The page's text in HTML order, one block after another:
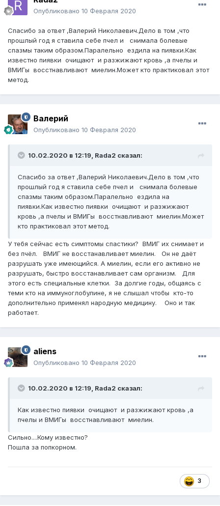
Опубликовано 10 Февраля 2020
Спасибо за ответ ,Валерий Николаевич.Дело в том ,что
прошлый год я ставила себе пчел и снимала болевые
спазмы таким образом.Паралельно ездила на пиявки.Как
известно пиявки очищают и разжижают кровь ,а пчелы и
ВМИГы восстнавливают миелин.Может кто практиковал этот
метод.
Валерий
Опубликовано 10 Февраля 2020
10.02.2020 в 12:19, Rada2 сказал:
Спасибо за ответ ,Валерий Николаевич.Дело в том ,что
прошлый год я ставила себе пчел и снимала болевые
спазмы таким образом.Паралельно ездила на
пиявки.Как известно пиявки очищают и разжижают
кровь ,а пчелы и ВМИГы восстнавливают миелин.Может
кто практиковал этот метод.
У тебя сейчас есть симптомы спастики? ВМИГ их снимает и
без пчёл. ВМИГ не восстанавливает миелин. Он не даёт
разрушать уже имеющийся. А миелин, если его активно не
разрушать, быстро восстанавливает сам организм. Для
этого есть специальные клетки. За долгие годы, общаясь с
теми кто на иммуноглобулине, я не слышал чтобы кто-то
дополнительно применял народную медицину. Оно и так
работает.
aliens
Опубликовано 10 Февраля 2020
10.02.2020 в 12:19, Rada2 сказал:
Как известно пиявки очищают и разжижают кровь ,а
пчелы и ВМИГы восстнавливают миелин.
Сильно....Кому известно?
Пошла за попкорном.
3